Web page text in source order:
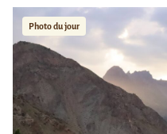
Photo du jour